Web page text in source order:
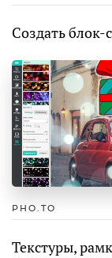
Создать блок-
PHO.TO
Текстуры,